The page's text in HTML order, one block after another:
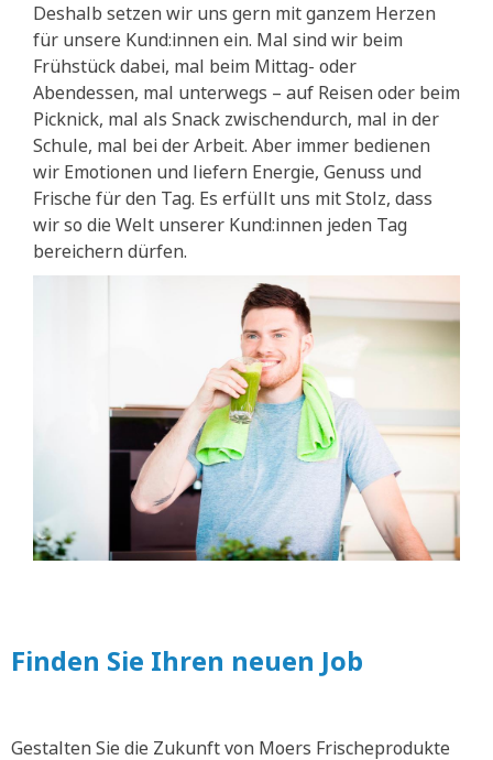
Deshalb setzen wir uns gern mit ganzem Herzen
für unsere Kund:innen ein. Mal sind wir beim
Frühstück dabei, mal beim Mittag- oder
Abendessen, mal unterwegs – auf Reisen oder beim
Picknick, mal als Snack zwischendurch, mal in der
Schule, mal bei der Arbeit. Aber immer bedienen
wir Emotionen und liefern Energie, Genuss und
Frische für den Tag. Es erfüllt uns mit Stolz, dass
wir so die Welt unserer Kund:innen jeden Tag
bereichern dürfen.
Finden Sie Ihren neuen Job
Gestalten Sie die Zukunft von Moers Frischeprodukte